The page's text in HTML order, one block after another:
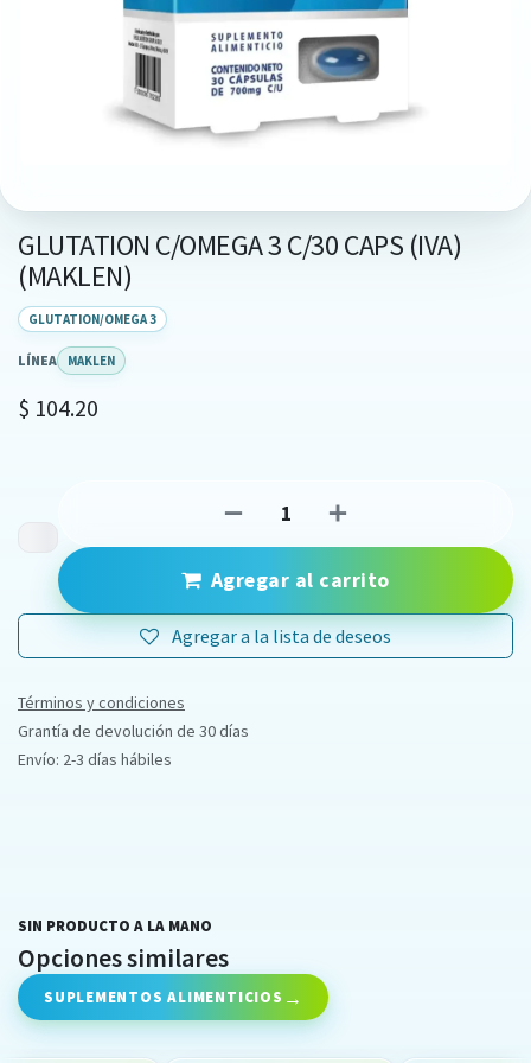
GLUTATION C/OMEGA 3 C/30 CAPS (IVA)
(MAKLEN)
GLUTATION/OMEGA 3
LÍNEA MAKLEN
$ 104.20
Agregar al carrito
Agregar a la lista de deseos
Términos y condiciones
Grantía de devolución de 30 días
Envío: 2-3 días hábiles
SIN PRODUCTO A LA MANO
Opciones similares
SUPLEMENTOS ALIMENTICIOS